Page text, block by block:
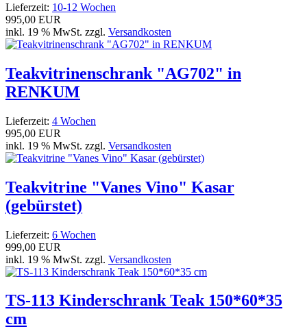
Lieferzeit: 10-12 Wochen
995,00 EUR
inkl. 19 % MwSt. zzgl. Versandkosten
Teakvitrinenschrank "AG702" in
RENKUM
Lieferzeit: 4 Wochen
995,00 EUR
inkl. 19 % MwSt. zzgl. Versandkosten
Teakvitrine "Vanes Vino" Kasar
(gebürstet)
Lieferzeit: 6 Wochen
999,00 EUR
inkl. 19 % MwSt. zzgl. Versandkosten
TS-113 Kinderschrank Teak 150*60*35
cm